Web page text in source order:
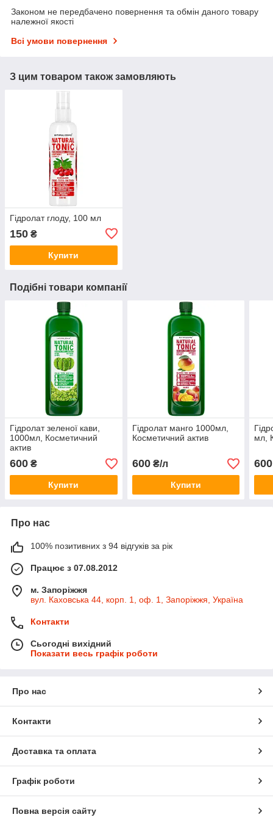
Законом не передбачено повернення та обмін даного товару
належної якості
Всі умови повернення
З цим товаром також замовляють
Гідролат глоду, 100 мл
150 ₴
Купити
Подібні товари компанії
Гідролат зеленої кави,
1000мл, Косметичний
актив
600 ₴
Купити
Гідролат манго 1000мл,
Косметичний актив
600₴/л
Купити
мл,
600
Про нас
100% позитивних з 94 відгуків за рік
Працює з 07.08.2012
м. Запоріжжя
вул. Каховська 44, корп. 1, оф. 1, Запоріжжя, Україна
Контакти
Сьогодні вихідний
Показати весь графік роботи
Про нас
Контакти
Доставка та оплата
Графік роботи
Повна версія сайту